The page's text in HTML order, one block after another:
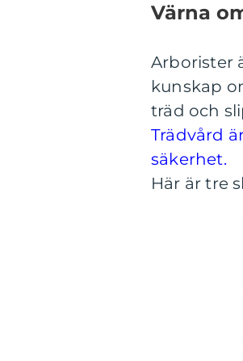
Värna
Arborister
kunskap
träd och
Trädvård
säkerhet.
Här är tre